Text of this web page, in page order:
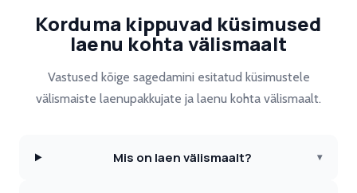
Korduma kippuvad küsimused
laenu kohta välismaalt
Vastused kõige sagedamini esitatud küsimustele
välismaiste laenupakkujate ja laenu kohta välismaalt.
Mis on laen välismaalt? ▾